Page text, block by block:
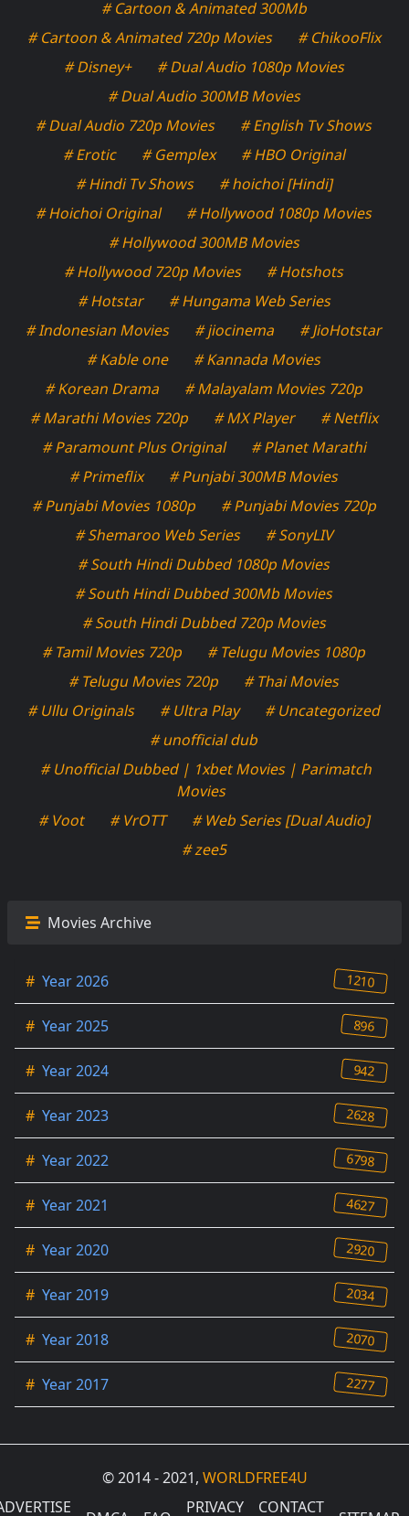
# Cartoon & Animated 300Mb
# Cartoon & Animated 720p Movies
# ChikooFlix
# Disney+
# Dual Audio 1080p Movies
# Dual Audio 300MB Movies
# Dual Audio 720p Movies
# English Tv Shows
# Erotic
# Gemplex
# HBO Original
# Hindi Tv Shows
# hoichoi [Hindi]
# Hoichoi Original
# Hollywood 1080p Movies
# Hollywood 300MB Movies
# Hollywood 720p Movies
# Hotshots
# Hotstar
# Hungama Web Series
# Indonesian Movies
# jiocinema
# JioHotstar
# Kable one
# Kannada Movies
# Korean Drama
# Malayalam Movies 720p
# Marathi Movies 720p
# MX Player
# Netflix
# Paramount Plus Original
# Planet Marathi
# Primeflix
# Punjabi 300MB Movies
# Punjabi Movies 1080p
# Punjabi Movies 720p
# Shemaroo Web Series
# SonyLIV
# South Hindi Dubbed 1080p Movies
# South Hindi Dubbed 300Mb Movies
# South Hindi Dubbed 720p Movies
# Tamil Movies 720p
# Telugu Movies 1080p
# Telugu Movies 720p
# Thai Movies
# Ullu Originals
# Ultra Play
# Uncategorized
# unofficial dub
# Unofficial Dubbed | 1xbet Movies | Parimatch
Movies
# Voot
# VrOTT
# Web Series [Dual Audio]
# zee5
Movies Archive
# Year 2026 1210
# Year 2025 896
# Year 2024 942
# Year 2023 2628
# Year 2022 6798
# Year 2021 4627
# Year 2020 2920
# Year 2019 2034
# Year 2018 2070
# Year 2017 2277
© 2014 - 2021, WORLDFREE4U
PRIVACY CONTACT